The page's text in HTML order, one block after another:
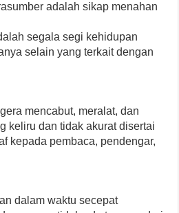
adalah sikap menahan
segala segi kehidupan
selain yang terkait dengan
mencabut, meralat, dan
keliru dan tidak akurat disertai
kepada pembaca, pendengar,
dalam waktu secepat